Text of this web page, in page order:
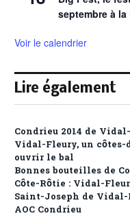
septembre à
Voir le calendrier
Lire également
Condrieu 2014 de
Vidal-Fleury, un
ouvrir le bal
Bonnes bouteilles de
Côte-Rôtie : Vidal-
Saint-Joseph de Vidal-
AOC Condrieu